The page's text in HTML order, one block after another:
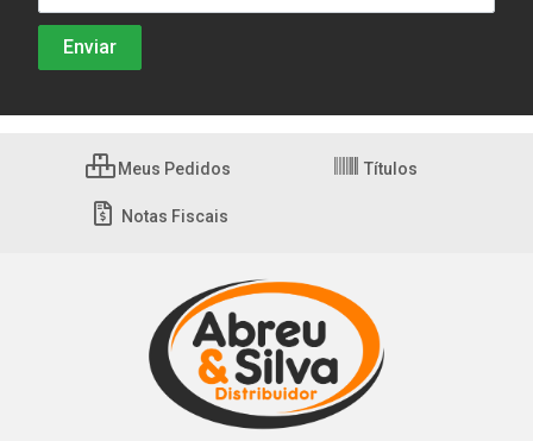
Meus Pedidos Títulos
Notas Fiscais